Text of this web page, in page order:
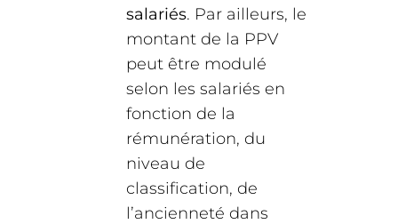
salariés. Par ailleurs, le
montant de la PPV
peut être modulé
selon les salariés en
fonction de la
rémunération, du
niveau de
classification, de
l’ancienneté dans